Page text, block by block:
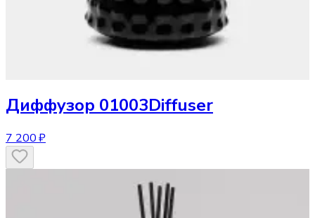
Диффузор 01003Diffuser
7 200 ₽